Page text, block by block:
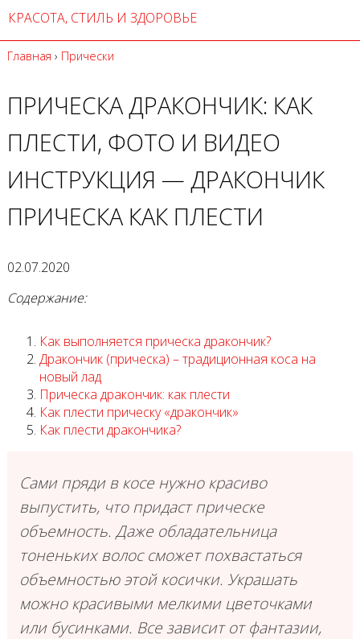
КРАСОТА, СТИЛЬ И ЗДОРОВЬЕ
Главная › Прически
ПРИЧЕСКА ДРАКОНЧИК: КАК
ПЛЕСТИ, ФОТО И ВИДЕО
ИНСТРУКЦИЯ — ДРАКОНЧИК
ПРИЧЕСКА КАК ПЛЕСТИ
02.07.2020
Содержание:
Как выполняется прическа дракончик?
Дракончик (прическа) – традиционная коса на
новый лад
Прическа дракончик: как плести
Как плести прическу «дракончик»
Как плести дракончика?
Сами пряди в косе нужно красиво
выпустить, что придаст прическе
объемность. Даже обладательница
тоненьких волос сможет похвастаться
объемностью этой косички. Украшать
можно красивыми мелкими цветочками
или бусинками. Все зависит от фантазии,